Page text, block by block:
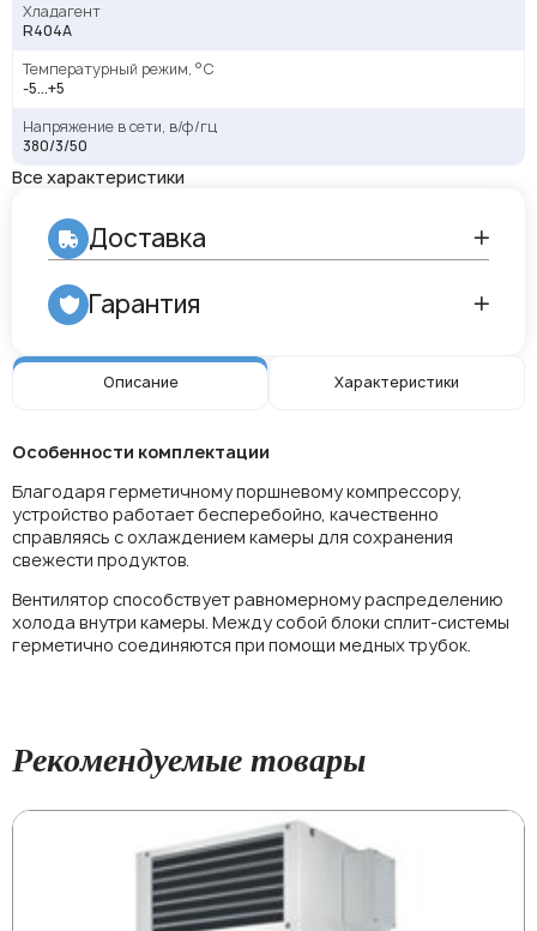
Хладагент
R404A
Температурный режим, °С
-5...+5
Напряжение в сети, в/ф/гц
380/3/50
Все характеристики
Описание Характеристики
Особенности комплектации
Благодаря герметичному поршневому компрессору,
устройство работает бесперебойно, качественно
справляясь с охлаждением камеры для сохранения
свежести продуктов.
Вентилятор способствует равномерному распределению
холода внутри камеры. Между собой блоки сплит-системы
герметично соединяются при помощи медных трубок.
Доставка
Гарантия
Рекомендуемые товары